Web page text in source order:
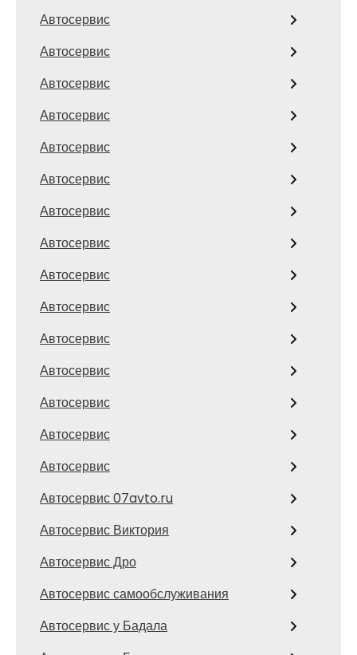
Автосервис
Автосервис
Автосервис
Автосервис
Автосервис
Автосервис
Автосервис
Автосервис
Автосервис
Автосервис
Автосервис
Автосервис
Автосервис
Автосервис
Автосервис
Автосервис 07avto.ru
Автосервис Виктория
Автосервис Дро
Автосервис самообслуживания
Автосервис у Бадала